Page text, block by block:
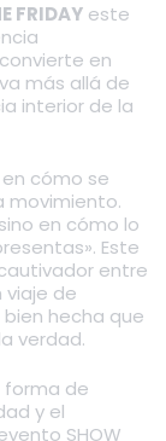
FRIDAY este
en
más allá de
interior de la
cómo se
movimiento.
en cómo lo
Este
entre
viaje de
hecha que
verdad.
forma de
y el
SHOW